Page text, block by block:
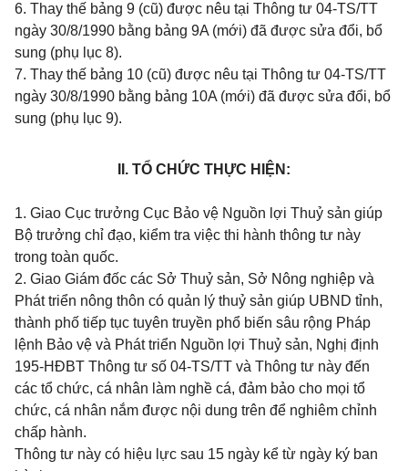
6. Thay thế bảng 9 (cũ) được nêu tại Thông tư 04-TS/TT
ngày 30/8/1990 bằng bảng 9A (mới) đã được sửa đổi, bổ
sung (phụ lục 8).
7. Thay thế bảng 10 (cũ) được nêu tại Thông tư 04-TS/TT
ngày 30/8/1990 bằng bảng 10A (mới) đã được sửa đổi, bổ
sung (phụ lục 9).
II. TỔ CHỨC THỰC HIỆN:
1. Giao Cục trưởng Cục Bảo vệ Nguồn lợi Thuỷ sản giúp
Bộ trưởng chỉ đạo, kiểm tra việc thi hành thông tư này
trong toàn quốc.
2. Giao Giám đốc các Sở Thuỷ sản, Sở Nông nghiệp và
Phát triển nông thôn có quản lý thuỷ sản giúp UBND tỉnh,
thành phố tiếp tục tuyên truyền phổ biến sâu rộng Pháp
lệnh Bảo vệ và Phát triển Nguồn lợi Thuỷ sản, Nghị định
195-HĐBT Thông tư số 04-TS/TT và Thông tư này đến
các tổ chức, cá nhân làm nghề cá, đảm bảo cho mọi tổ
chức, cá nhân nắm được nội dung trên để nghiêm chỉnh
chấp hành.
Thông tư này có hiệu lực sau 15 ngày kể từ ngày ký ban